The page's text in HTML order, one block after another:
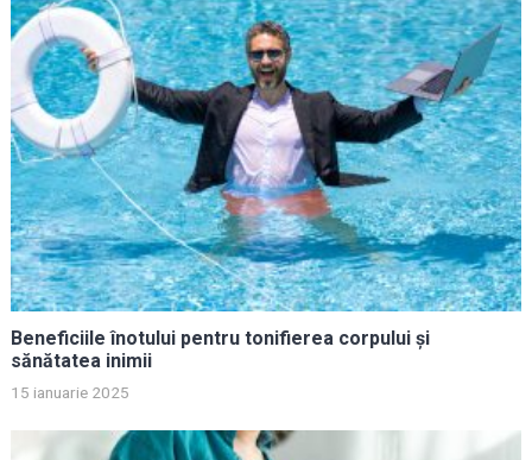
Beneficiile înotului pentru tonifierea corpului și
sănătatea inimii
15 ianuarie 2025